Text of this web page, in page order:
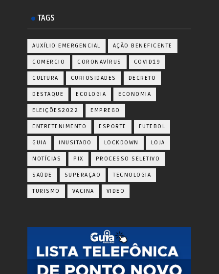
TAGS
AUXÍLIO EMERGENCIAL AÇÃO BENEFICENTE
COMERCIO CORONAVÍRUS COVID19
CULTURA CURIOSIDADES DECRETO
DESTAQUE ECOLOGIA ECONOMIA
ELEIÇÕES2022 EMPREGO
ENTRETENIMENTO ESPORTE FUTEBOL
GUIA INUSITADO LOCKDOWN LOJA
NOTÍCIAS PIX PROCESSO SELETIVO
SAÚDE SUPERAÇÃO TECNOLOGIA
TURISMO VACINA VIDEO